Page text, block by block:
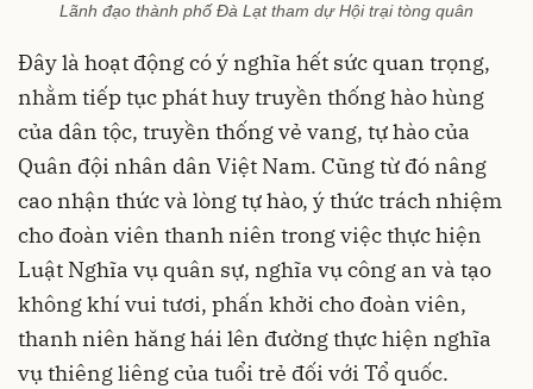
Lãnh đạo thành phố Đà Lạt tham dự Hội trại tòng quân
Đây là hoạt động có ý nghĩa hết sức quan trọng,
nhằm tiếp tục phát huy truyền thống hào hùng
của dân tộc, truyền thống vẻ vang, tự hào của
Quân đội nhân dân Việt Nam. Cũng từ đó nâng
cao nhận thức và lòng tự hào, ý thức trách nhiệm
cho đoàn viên thanh niên trong việc thực hiện
Luật Nghĩa vụ quân sự, nghĩa vụ công an và tạo
không khí vui tươi, phấn khởi cho đoàn viên,
thanh niên hăng hái lên đường thực hiện nghĩa
vụ thiêng liêng của tuổi trẻ đối với Tổ quốc.